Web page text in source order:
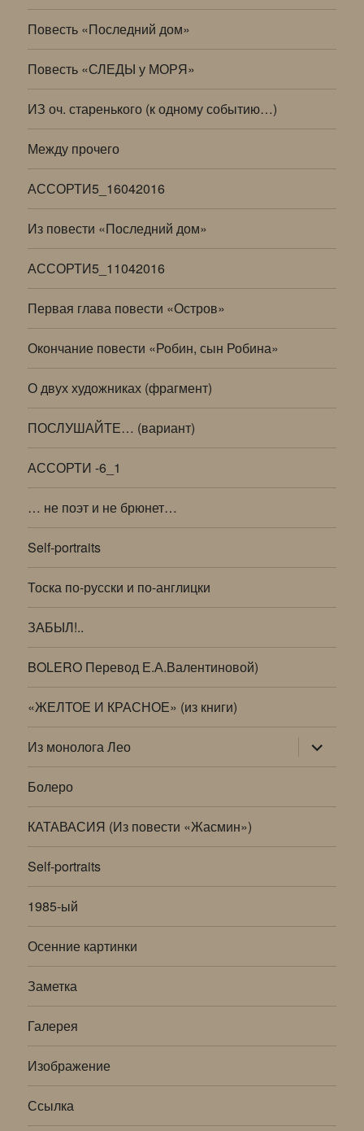
Повесть «Последний дом»
Повесть «СЛЕДЫ у МОРЯ»
ИЗ оч. старенького (к одному событию…)
Между прочего
АССОРТИ5_16042016
Из повести «Последний дом»
АССОРТИ5_11042016
Первая глава повести «Остров»
Окончание повести «Робин, сын Робина»
О двух художниках (фрагмент)
ПОСЛУШАЙТЕ… (вариант)
АССОРТИ -6_1
… не поэт и не брюнет…
Self-portraits
Тоска по-русски и по-англицки
ЗАБЫЛ!..
BOLERO Перевод Е.А.Валентиновой)
«ЖЕЛТОЕ И КРАСНОЕ» (из книги)
Из монолога Лео раскрыть
дочернее
меню
Болеро
КАТАВАСИЯ (Из повести «Жасмин»)
Self-portraits
1985-ый
Осенние картинки
Заметка
Галерея
Изображение
Ссылка